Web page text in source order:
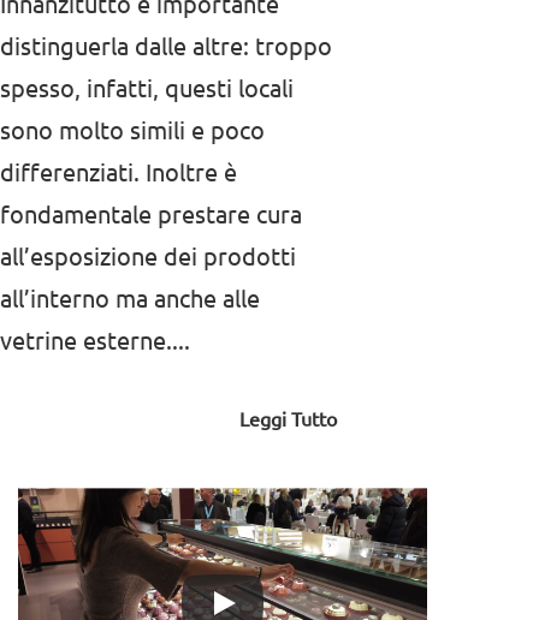
distinguerla dalle altre: troppo
spesso, infatti, questi locali
sono molto simili e poco
differenziati. Inoltre è
fondamentale prestare cura
all’esposizione dei prodotti
all’interno ma anche alle
vetrine esterne....
Leggi Tutto